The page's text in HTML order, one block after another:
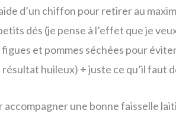
d’un chiffon pour retirer au
dés (je pense à l’effet que je
et pommes séchées pour
huileux) + juste ce qu’il faut
une bonne faisselle